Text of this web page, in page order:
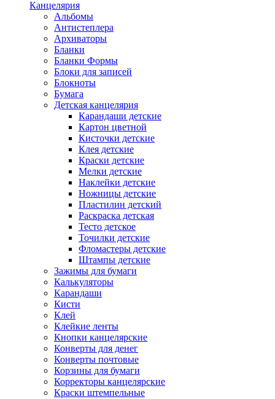
Канцелярия
Альбомы
Антистеплера
Архиваторы
Бланки
Бланки Формы
Блоки для записей
Блокноты
Бумага
Детская канцелярия
Карандаши детские
Картон цветной
Кисточки детские
Клея детские
Краски детские
Мелки детские
Наклейки детские
Ножницы детские
Пластилин детский
Раскраска детская
Тесто детское
Точилки детские
Фломастеры детские
Штампы детские
Зажимы для бумаги
Калькуляторы
Карандаши
Кисти
Клей
Клейкие ленты
Кнопки канцелярские
Конверты для денег
Конверты почтовые
Корзины для бумаги
Корректоры канцелярские
Краски штемпельные